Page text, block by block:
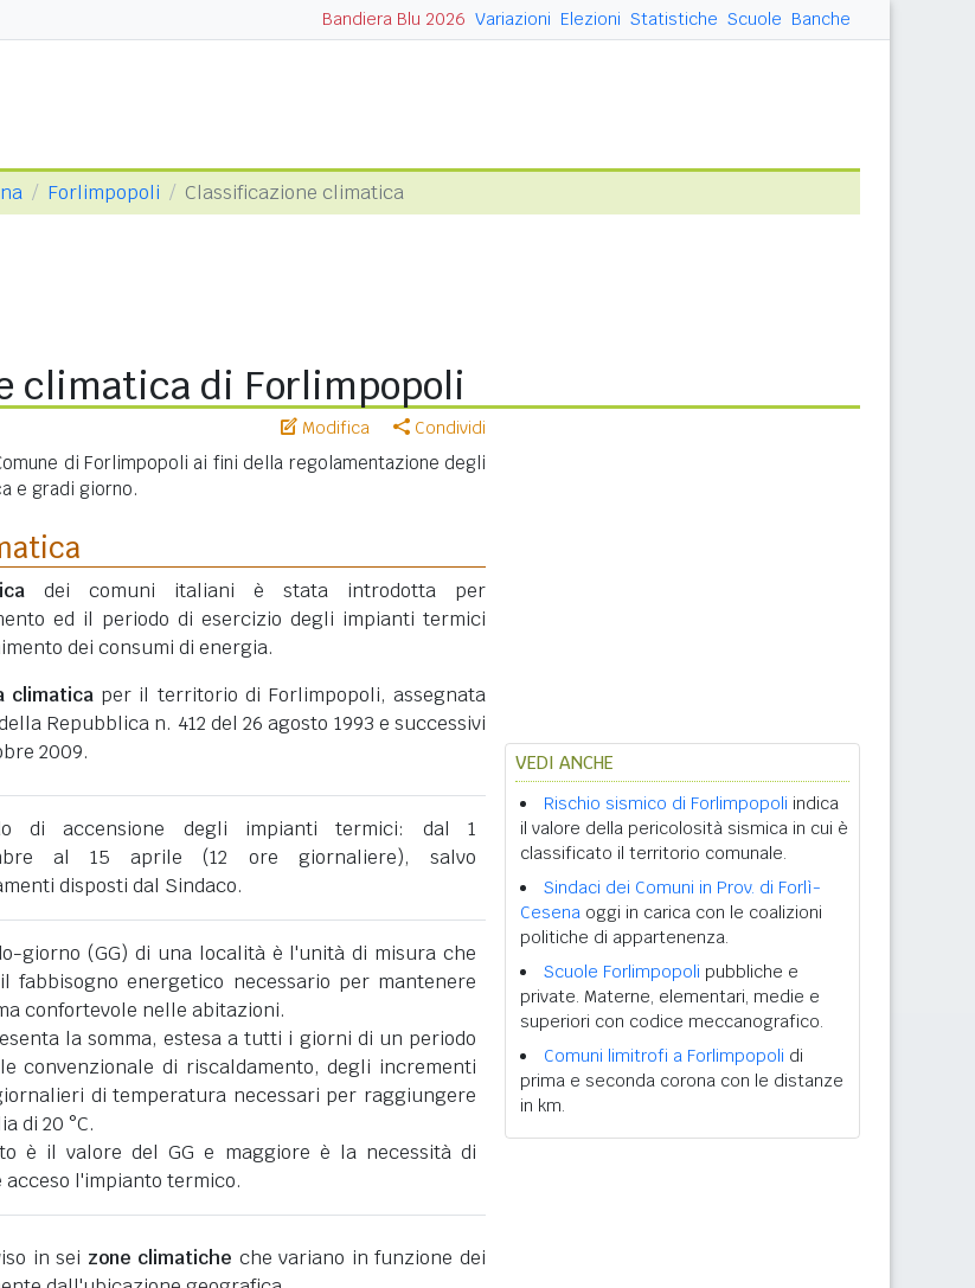
Bandiera Blu 2026 Variazioni Elezioni Statistiche Scuole Banche
Forlimpopoli Classificazione climatica
climatica di Forlimpopoli
Modifica Condividi
di Forlimpopoli ai fini della regolamentazione degli
e gradi giorno.
dei comuni italiani è stata introdotta per
ed il periodo di esercizio degli impianti termici
dei consumi di energia.
climatica per il territorio di Forlimpopoli, assegnata
Repubblica n. 412 del 26 agosto 1993 e successivi
2009.
di accensione degli impianti termici: dal 1
al 15 aprile (12 ore giornaliere), salvo
disposti dal Sindaco.
giorno (GG) di una località è l'unità di misura che
fabbisogno energetico necessario per mantenere
confortevole nelle abitazioni.
la somma, estesa a tutti i giorni di un periodo
convenzionale di riscaldamento, degli incrementi
di temperatura necessari per raggiungere
di 20 °C.
è il valore del GG e maggiore è la necessità di
acceso l'impianto termico.
in sei zone climatiche che variano in funzione dei
VEDI ANCHE
Rischio sismico di Forlimpopoli indica
il valore della pericolosità sismica in cui è
classificato il territorio comunale.
Sindaci dei Comuni in Prov. di Forlì-
Cesena oggi in carica con le coalizioni
politiche di appartenenza.
Scuole Forlimpopoli pubbliche e
private. Materne, elementari, medie e
superiori con codice meccanografico.
Comuni limitrofi a Forlimpopoli di
prima e seconda corona con le distanze
in km.